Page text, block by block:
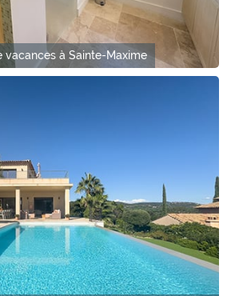
vacances à Sainte-Maxime